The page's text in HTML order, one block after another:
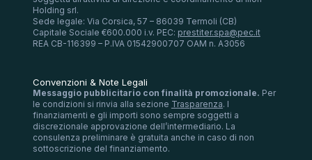
Holding srl.
Sede legale: Via Corsica, 57 – 86039 Termoli (CB)
Capitale Sociale €600.000 i.v. PEC: prestiter.spa@pec.it
REA CB-116399 – P.IVA 01542900707 OAM n. A3056
Convenzioni & Note Legali
Messaggio pubblicitario con finalità promozionale. Per
le condizioni si rinvia alla sezione Trasparenza. I
finanziamenti e gli importi sono sempre soggetti a
discrezionale approvazione dell’intermediario. La
consulenza preliminare è gratuita anche in caso di non
sottoscrizione del finanziamento.